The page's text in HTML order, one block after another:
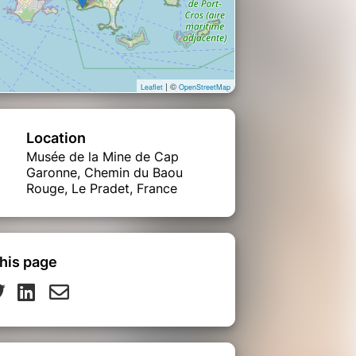
Leaflet | © OpenStreetMap
Location
Musée de la Mine de Cap
Garonne, Chemin du Baou
Rouge, Le Pradet, France
page